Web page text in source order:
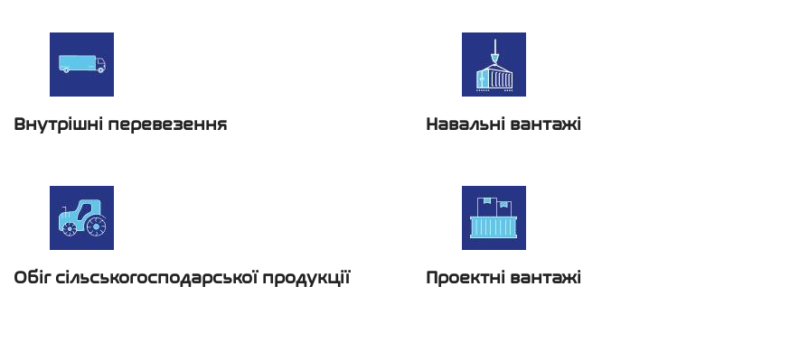
Внутрішні перевезення Навальні вантажі
Обіг сільськогосподарської продукції Проектні вантажі